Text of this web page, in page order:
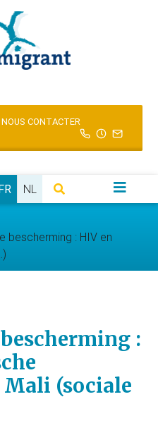
NOUS CONTACTER
NL
bescherming : HIV en
:
(sociale